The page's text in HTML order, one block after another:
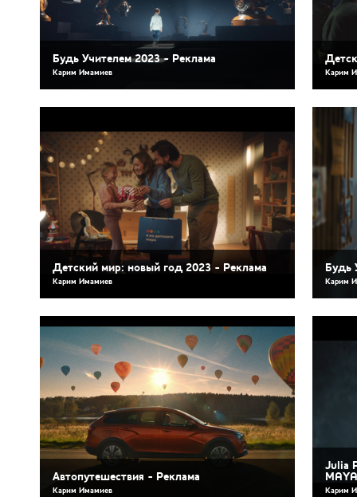
Будь Учителем 2023 - Реклама
Карим Имамиев Карим
Детский мир: новый год 2023 - Реклама
Карим Имамиев
Будь
Карим
Автопутешествия - Реклама
Карим Имамиев
Julia
Карим